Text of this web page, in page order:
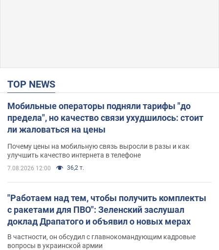
TOP NEWS
Мобильные операторы подняли тарифы "до
предела", но качество связи ухудшилось: стоит
ли жаловаться на цены
Почему цены на мобильную связь выросли в разы и как
улучшить качество интернета в телефоне
7.08.2026 12:00 36,2 т.
"Работаем над тем, чтобы получить комплекты
с ракетами для ПВО": Зеленский заслушал
доклад Драпатого и объявил о новых мерах
В частности, он обсудил с главнокомандующим кадровые
вопросы в украинской армии